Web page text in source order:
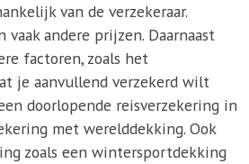
van de verzekeraar.
vaak andere prijzen. Daarnaast
factoren, zoals het
je aanvullend verzekerd wilt
doorlopende reisverzekering in
met werelddekking. Ook
zoals een wintersportdekking